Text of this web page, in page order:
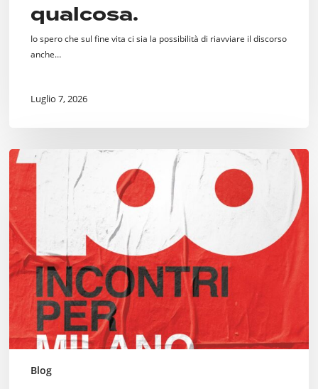
qualcosa.
Io spero che sul fine vita ci sia la possibilità di riavviare il discorso
anche…
Luglio 7, 2026
Blog
Cento
per
dal
“Welcome
Center”
alle
ceramiche
Puzzo
passando
ANPI